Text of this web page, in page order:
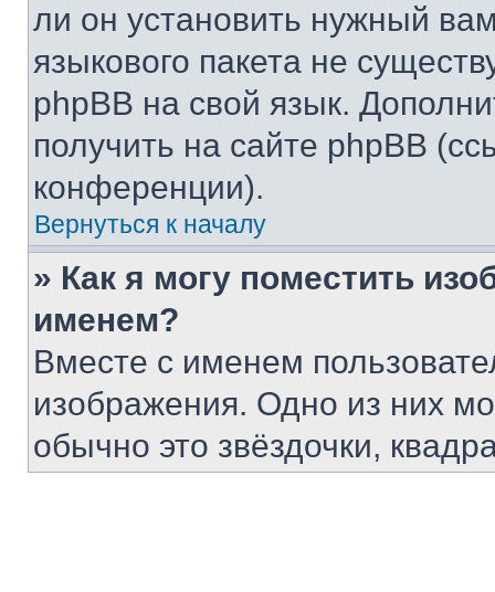
ли он установить нужный
языкового пакета не
phpBB на свой язык.
получить на сайте phpBB
конференции).
Вернуться к началу
» Как я могу поместить
именем?
Вместе с именем
изображения. Одно из них
обычно это звёздочки,